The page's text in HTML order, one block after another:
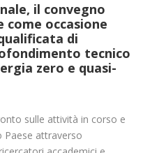
il convegno
come occasione
di
tecnico
zero e quasi-
sulle attività in corso e
Paese attraverso